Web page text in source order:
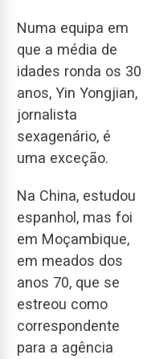
Numa equipa em
que a média de
idades ronda os 30
anos, Yin Yongjian,
jornalista
sexagenário, é
uma exceção.
Na China, estudou
espanhol, mas foi
em Moçambique,
em meados dos
anos 70, que se
estreou como
correspondente
para a agência